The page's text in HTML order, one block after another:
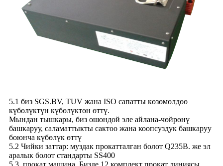
5.1 биз SGS.BV, TUV жана ISO сапатты көзөмөлдөө
күбөлүктүн күбөлүктөн өттү.
Мындан тышкары, биз ошондой эле айлана-чөйрөнү
башкаруу, саламаттыкты сактоо жана коопсуздук башкаруу
боюнча күбөлүк өттү
5.2 Чийки заттар: муздак прокатталган болот Q235B. же эл
аралык болот стандарты SS400
5.3. прокат машина. Бизде 12 комплект прокат линиясы